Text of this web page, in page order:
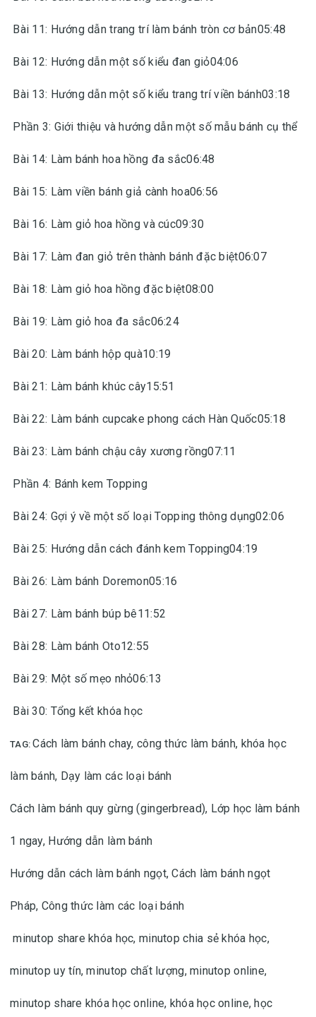
Bài 11: Hướng dẫn trang trí làm bánh tròn cơ bản05:48
Bài 12: Hướng dẫn một số kiểu đan giỏ04:06
Bài 13: Hướng dẫn một số kiểu trang trí viền bánh03:18
Phần 3: Giới thiệu và hướng dẫn một số mẫu bánh cụ thể
Bài 14: Làm bánh hoa hồng đa sắc06:48
Bài 15: Làm viền bánh giả cành hoa06:56
Bài 16: Làm giỏ hoa hồng và cúc09:30
Bài 17: Làm đan giỏ trên thành bánh đặc biệt06:07
Bài 18: Làm giỏ hoa hồng đặc biệt08:00
Bài 19: Làm giỏ hoa đa sắc06:24
Bài 20: Làm bánh hộp quà10:19
Bài 21: Làm bánh khúc cây15:51
Bài 22: Làm bánh cupcake phong cách Hàn Quốc05:18
Bài 23: Làm bánh chậu cây xương rồng07:11
Phần 4: Bánh kem Topping
Bài 24: Gợi ý về một số loại Topping thông dụng02:06
Bài 25: Hướng dẫn cách đánh kem Topping04:19
Bài 26: Làm bánh Doremon05:16
Bài 27: Làm bánh búp bê11:52
Bài 28: Làm bánh Oto12:55
Bài 29: Một số mẹo nhỏ06:13
Bài 30: Tổng kết khóa học
TAG:Cách làm bánh chay, công thức làm bánh, khóa học
làm bánh, Dạy làm các loại bánh
Cách làm bánh quy gừng (gingerbread), Lớp học làm bánh
1 ngay, Hướng dẫn làm bánh
Hướng dẫn cách làm bánh ngọt,Cách làm bánh ngọt
Pháp, Công thức làm các loại bánh
minutop share khóa học, minutop chia sẻ khóa học,
minutop uy tín, minutop chất lượng, minutop online,
minutop share khóa học online, khóa học online, học